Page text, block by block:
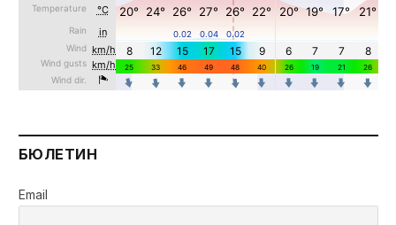
БЮЛЕТИН
Email